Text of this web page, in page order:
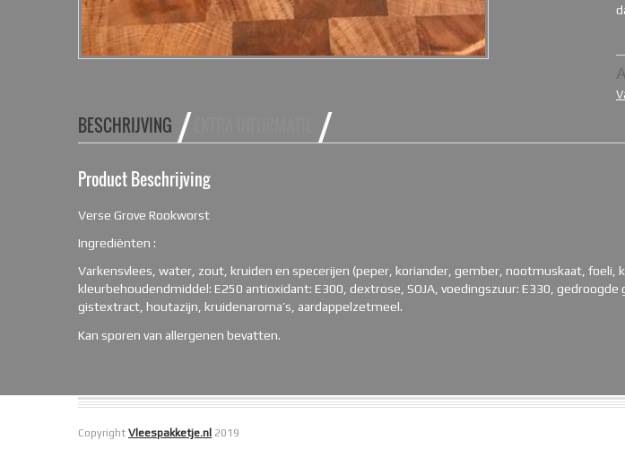
BESCHRIJVING
Product Beschrijving
Verse Grove Rookworst
Ingrediënten :
Varkensvlees, water, zout, kruiden en specerijen (peper, koriander, gember, nootmuskaat, foeli,
kleurbehoudendmiddel: E250 antioxidant: E300, dextrose, SOJA, voedingszuur: E330,
gistextract, houtazijn, kruidenaroma’s, aardappelzetmeel.
Kan sporen van allergenen bevatten.
Copyright Vleespakketje.nl 2019